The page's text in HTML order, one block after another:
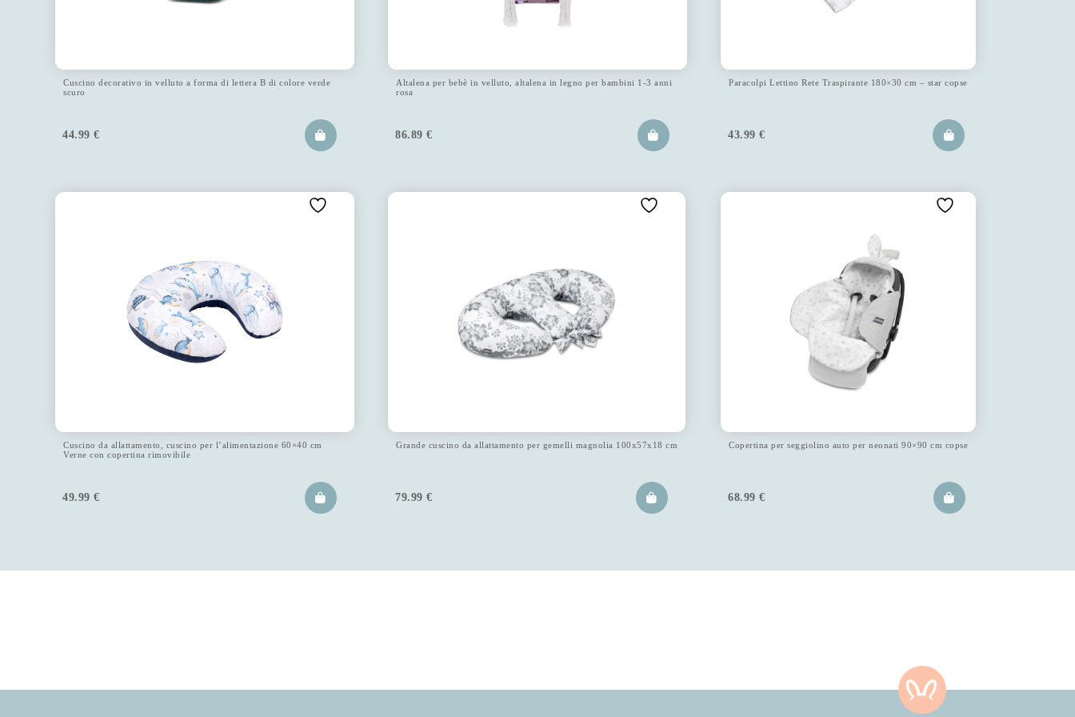
Cuscino decorativo in velluto a forma di lettera B di colore verde
scuro
44.99 €
Altalena per bebè in velluto, altalena in legno per bambini 1-3 anni
rosa
86.89 €
Paracolpi Lettino Rete Traspirante 180×30 cm – star copse
43.99 €
Cuscino da allattamento, cuscino per l’alimentazione 60×40 cm
Verne con copertina rimovibile
49.99 €
Grande cuscino da allattamento per gemelli magnolia 100x57x18 cm
79.99 €
Copertina per seggiolino auto per neonati 90×90 cm copse
68.99 €